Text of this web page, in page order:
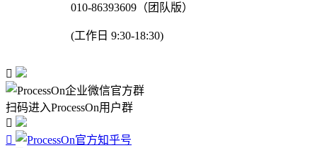
010-86393609（团队版）
(工作日 9:30-18:30)

扫码进入ProcessOn用户群

